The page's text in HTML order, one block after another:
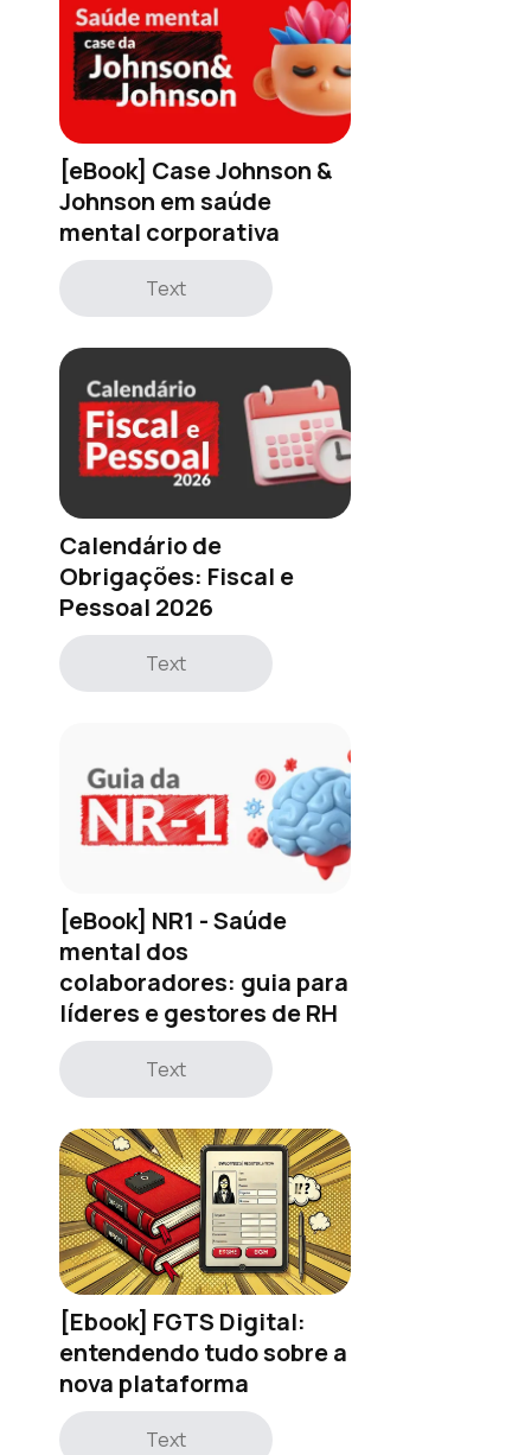
[eBook] Case Johnson &
Johnson em saúde
mental corporativa
Text
Calendário de
Obrigações: Fiscal e
Pessoal 2026
Text
[eBook] NR1 - Saúde
mental dos
colaboradores: guia para
líderes e gestores de RH
Text
[Ebook] FGTS Digital:
entendendo tudo sobre a
nova plataforma
Text